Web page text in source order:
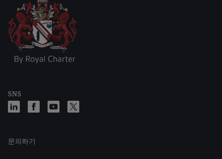
SNS
문의하기